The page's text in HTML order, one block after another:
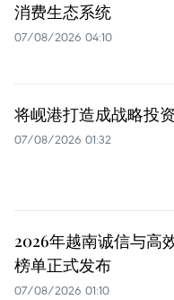
消费生态系统
07/08/2026 04:10
将岘港打造成战略投
07/08/2026 01:32
2026年越南诚信与高
榜单正式发布
07/08/2026 01:10